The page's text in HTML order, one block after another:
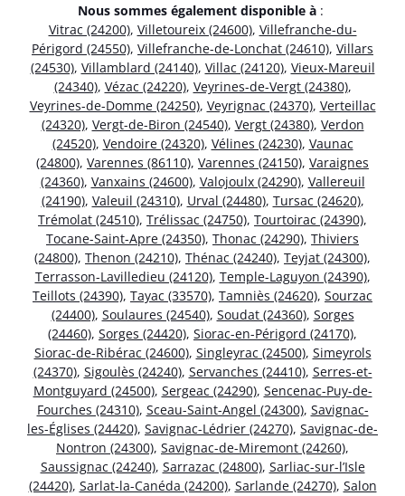
Nous sommes également disponible à :
Vitrac (24200), Villetoureix (24600), Villefranche-du-
Périgord (24550), Villefranche-de-Lonchat (24610), Villars
(24530), Villamblard (24140), Villac (24120), Vieux-Mareuil
(24340), Vézac (24220), Veyrines-de-Vergt (24380),
Veyrines-de-Domme (24250), Veyrignac (24370), Verteillac
(24320), Vergt-de-Biron (24540), Vergt (24380), Verdon
(24520), Vendoire (24320), Vélines (24230), Vaunac
(24800), Varennes (86110), Varennes (24150), Varaignes
(24360), Vanxains (24600), Valojoulx (24290), Vallereuil
(24190), Valeuil (24310), Urval (24480), Tursac (24620),
Trémolat (24510), Trélissac (24750), Tourtoirac (24390),
Tocane-Saint-Apre (24350), Thonac (24290), Thiviers
(24800), Thenon (24210), Thénac (24240), Teyjat (24300),
Terrasson-Lavilledieu (24120), Temple-Laguyon (24390),
Teillots (24390), Tayac (33570), Tamniès (24620), Sourzac
(24400), Soulaures (24540), Soudat (24360), Sorges
(24460), Sorges (24420), Siorac-en-Périgord (24170),
Siorac-de-Ribérac (24600), Singleyrac (24500), Simeyrols
(24370), Sigoulès (24240), Servanches (24410), Serres-et-
Montguyard (24500), Sergeac (24290), Sencenac-Puy-de-
Fourches (24310), Sceau-Saint-Angel (24300), Savignac-
les-Églises (24420), Savignac-Lédrier (24270), Savignac-de-
Nontron (24300), Savignac-de-Miremont (24260),
Saussignac (24240), Sarrazac (24800), Sarliac-sur-l’Isle
(24420), Sarlat-la-Canéda (24200), Sarlande (24270), Salon